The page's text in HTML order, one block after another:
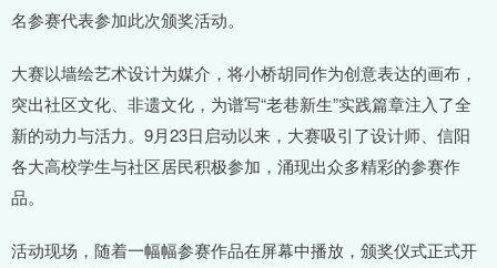
名参赛代表参加此次颁奖活动。
大赛以墙绘艺术设计为媒介，将小桥胡同作为创意表达的画布，
突出社区文化、非遗文化，为谱写“老巷新生”实践篇章注入了全
新的动力与活力。9月23日启动以来，大赛吸引了设计师、信阳
各大高校学生与社区居民积极参加，涌现出众多精彩的参赛作
品。
活动现场，随着一幅幅参赛作品在屏幕中播放，颁奖仪式正式开